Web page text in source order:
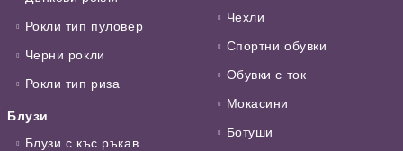
Рокли тип пуловер
Черни рокли
Рокли тип риза
Блузи
Блузи с къс ръкав
Чехли
Спортни обувки
Обувки с ток
Мокасини
Ботуши